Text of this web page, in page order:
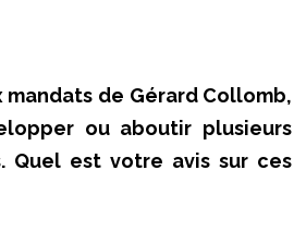
mandats de Gérard Collomb,
ou aboutir plusieurs
Quel est votre avis sur ces